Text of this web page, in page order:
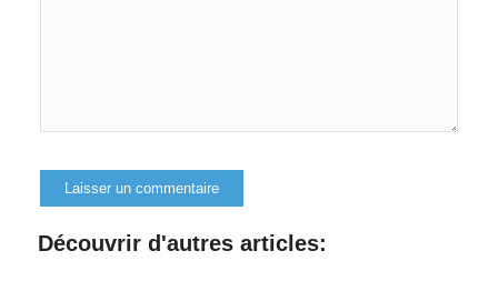
Alternative:
Découvrir d'autres articles: